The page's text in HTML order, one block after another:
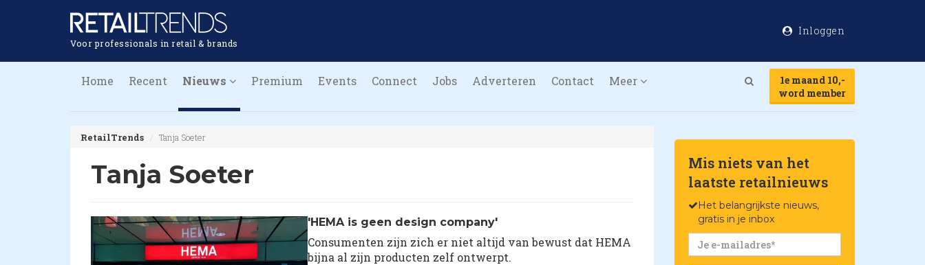
Voor professionals in retail & brands
Inloggen
Home Recent Nieuws Premium Events Connect Jobs Adverteren Contact Meer
1e maand 10,-
word member
RetailTrends Tanja Soeter
Tanja Soeter
'HEMA is geen design company'
Consumenten zijn zich er niet altijd van bewust dat HEMA
bijna al zijn producten zelf ontwerpt.
Mis niets van het
laatste retailnieuws
Het belangrijkste nieuws,
gratis in je inbox